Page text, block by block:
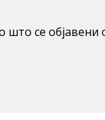
што се објавени